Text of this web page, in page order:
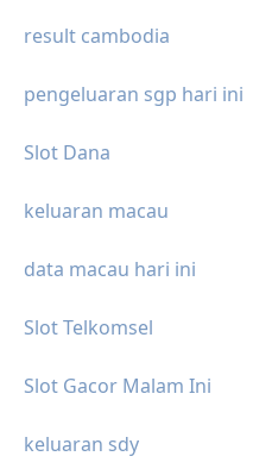
result cambodia
pengeluaran sgp hari ini
Slot Dana
keluaran macau
data macau hari ini
Slot Telkomsel
Slot Gacor Malam Ini
keluaran sdy